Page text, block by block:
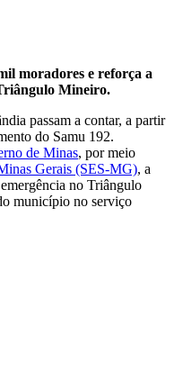
moradores e reforça a
Mineiro.
passam a contar, a partir
do Samu 192.
de Minas, por meio
Gerais (SES-MG), a
no Triângulo
município no serviço